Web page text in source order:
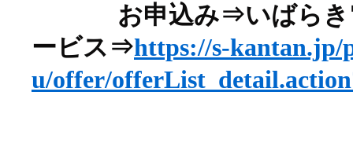
お申込み⇒いばらき電
ービス⇒https://s-
u/offer/